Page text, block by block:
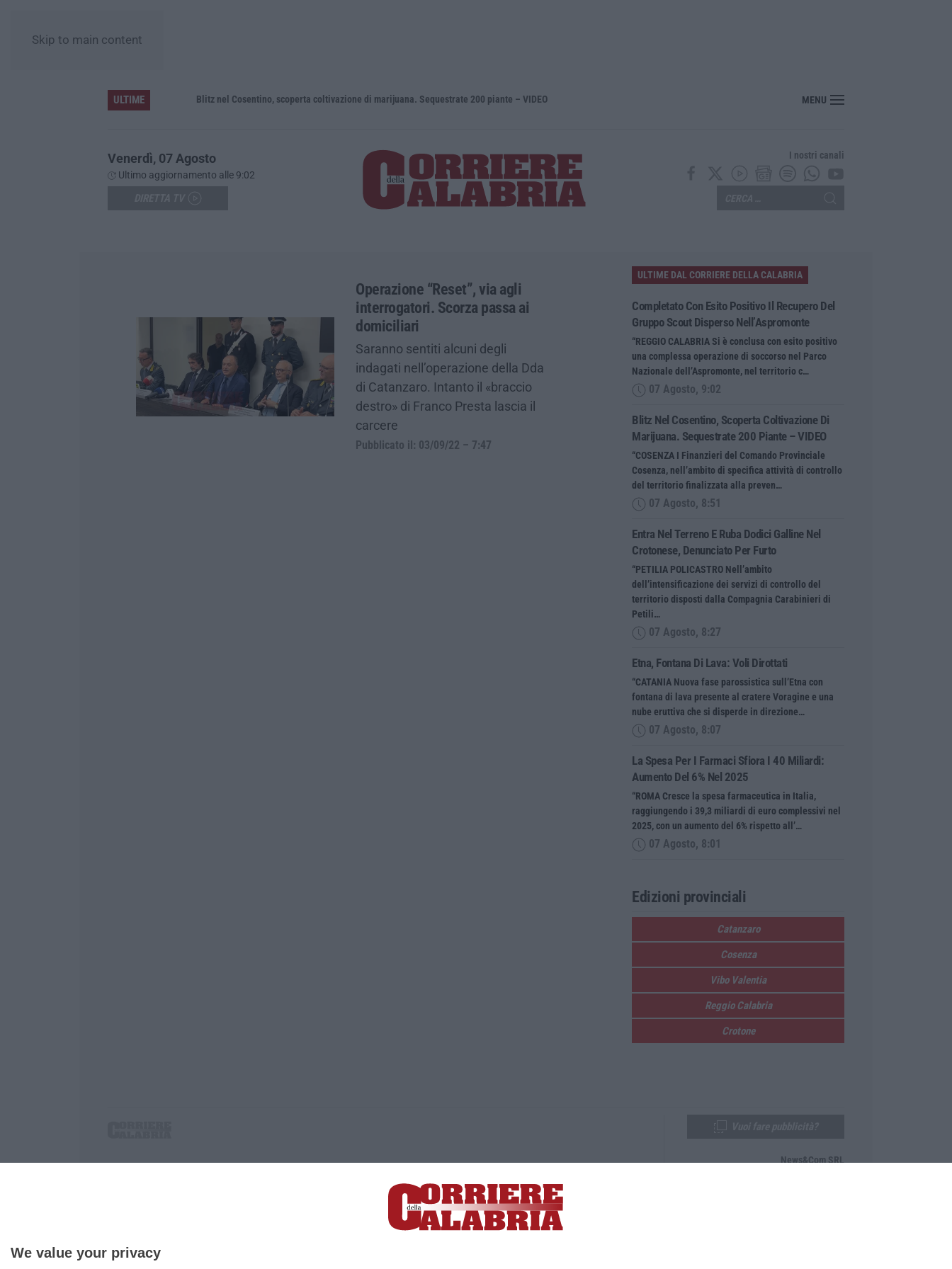
We value your privacy
Skip to main content
ULTIME Blitz nel Cosentino, scoperta coltivazione di marijuana. Sequestrate 200 piante – VIDEO Entra nel terreno e ruba dodici galline nel Crotonese, denunciato per furto
MENU
Venerdì, 07 Agosto
Ultimo aggiornamento alle 9:02
I nostri canali
Operazione “Reset”, via agli
interrogatori. Scorza passa ai
domiciliari
Saranno sentiti alcuni degli
indagati nell’operazione della Dda
di Catanzaro. Intanto il «braccio
destro» di Franco Presta lascia il
carcere
Pubblicato il: 03/09/22 – 7:47
ULTIME DAL CORRIERE DELLA CALABRIA
Completato Con Esito Positivo Il Recupero Del
Gruppo Scout Disperso Nell’Aspromonte
“REGGIO CALABRIA Si è conclusa con esito positivo
una complessa operazione di soccorso nel Parco
Nazionale dell’Aspromonte, nel territorio c…
07 Agosto, 9:02
Blitz Nel Cosentino, Scoperta Coltivazione Di
Marijuana. Sequestrate 200 Piante – VIDEO
“COSENZA I Finanzieri del Comando Provinciale
Cosenza, nell’ambito di specifica attività di controllo
del territorio finalizzata alla preven…
07 Agosto, 8:51
Entra Nel Terreno E Ruba Dodici Galline Nel
Crotonese, Denunciato Per Furto
“PETILIA POLICASTRO Nell’ambito
dell’intensificazione dei servizi di controllo del
territorio disposti dalla Compagnia Carabinieri di
Petili…
07 Agosto, 8:27
Etna, Fontana Di Lava: Voli Dirottati
“CATANIA Nuova fase parossistica sull’Etna con
fontana di lava presente al cratere Voragine e una
nube eruttiva che si disperde in direzione…
07 Agosto, 8:07
La Spesa Per I Farmaci Sfiora I 40 Miliardi:
Aumento Del 6% Nel 2025
“ROMA Cresce la spesa farmaceutica in Italia,
raggiungendo i 39,3 miliardi di euro complessivi nel
2025, con un aumento del 6% rispetto all’…
07 Agosto, 8:01
Edizioni provinciali
Catanzaro
Cosenza
Vibo Valentia
Reggio Calabria
Crotone
P.IVA. 03199620794, Via del mare 6/G, S.Eufemia, Lamezia Terme (CZ)
Iscrizione tribunale di Lamezia Terme 5/2011 - Direttore responsabile Paola Militano |Privacy
News&Com SRL